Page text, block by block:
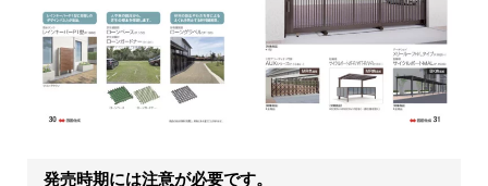
発売時期には注意が必要です。